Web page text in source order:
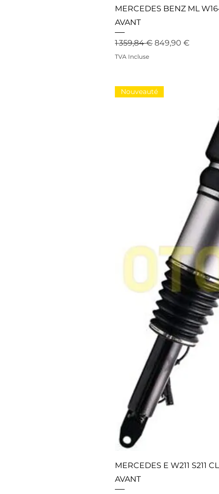
MERCEDES BENZ ML
AVANT
Prix original
1 359,84 € Prix
849,90 €
TVA Incluse
Nouveauté
MERCEDES E W211 S211
AVANT